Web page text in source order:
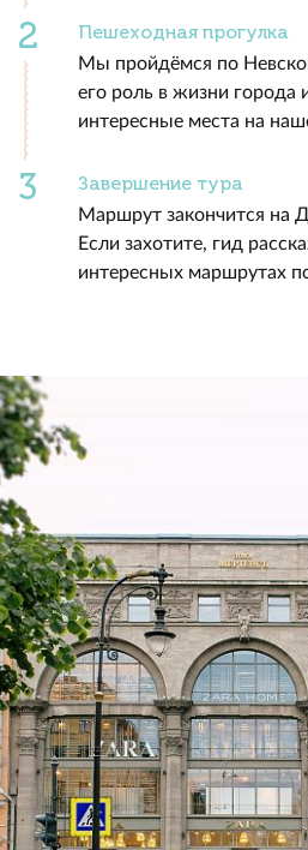
Пешеходная прогулка
Мы пройдёмся по
его роль в жизни
интересные места на
Завершение тура
Маршрут закончится на
Если захотите, гид
интересных маршрутах